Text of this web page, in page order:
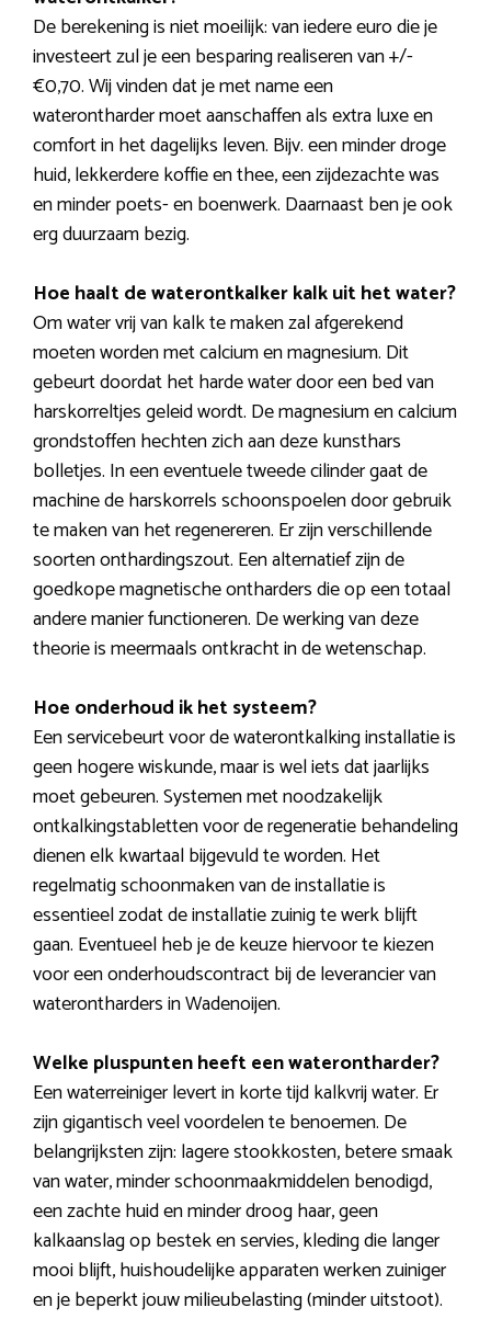
De berekening is niet moeilijk: van iedere euro die je
investeert zul je een besparing realiseren van +/-
€0,70. Wij vinden dat je met name een
waterontharder moet aanschaffen als extra luxe en
comfort in het dagelijks leven. Bijv. een minder droge
huid, lekkerdere koffie en thee, een zijdezachte was
en minder poets- en boenwerk. Daarnaast ben je ook
erg duurzaam bezig.
Hoe haalt de waterontkalker kalk uit het water?
Om water vrij van kalk te maken zal afgerekend
moeten worden met calcium en magnesium. Dit
gebeurt doordat het harde water door een bed van
harskorreltjes geleid wordt. De magnesium en calcium
grondstoffen hechten zich aan deze kunsthars
bolletjes. In een eventuele tweede cilinder gaat de
machine de harskorrels schoonspoelen door gebruik
te maken van het regenereren. Er zijn verschillende
soorten onthardingszout. Een alternatief zijn de
goedkope magnetische ontharders die op een totaal
andere manier functioneren. De werking van deze
theorie is meermaals ontkracht in de wetenschap.
Hoe onderhoud ik het systeem?
Een servicebeurt voor de waterontkalking installatie is
geen hogere wiskunde, maar is wel iets dat jaarlijks
moet gebeuren. Systemen met noodzakelijk
ontkalkingstabletten voor de regeneratie behandeling
dienen elk kwartaal bijgevuld te worden. Het
regelmatig schoonmaken van de installatie is
essentieel zodat de installatie zuinig te werk blijft
gaan. Eventueel heb je de keuze hiervoor te kiezen
voor een onderhoudscontract bij de leverancier van
waterontharders in Wadenoijen.
Welke pluspunten heeft een waterontharder?
Een waterreiniger levert in korte tijd kalkvrij water. Er
zijn gigantisch veel voordelen te benoemen. De
belangrijksten zijn: lagere stookkosten, betere smaak
van water, minder schoonmaakmiddelen benodigd,
een zachte huid en minder droog haar, geen
kalkaanslag op bestek en servies, kleding die langer
mooi blijft, huishoudelijke apparaten werken zuiniger
en je beperkt jouw milieubelasting (minder uitstoot).